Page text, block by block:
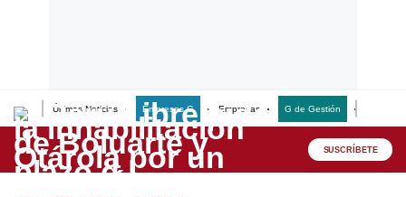
Últimas Noticias Empresas G Empresas G de Gestión
Lo último
Peru Quiosco SUSCRÍBETE